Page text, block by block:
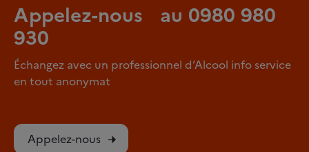
Appelez-nous au 0980 980
930
Échangez avec un professionnel d’Alcool info service
en tout anonymat
Appelez-nous